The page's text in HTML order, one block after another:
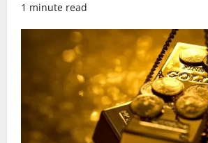
1 minute read